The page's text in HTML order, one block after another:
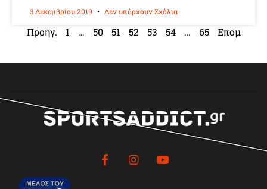
3 Δεκεμβρίου 2019 Δεν υπάρχουν Σχόλια
Προηγ. 1 … 50 51 52 53 54 … 65 Επομ